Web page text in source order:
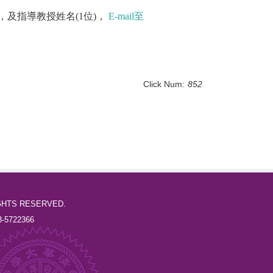
，及指導教授姓名(1位) ， E-mail至
Click Num: 852
RESERVED.
5722366